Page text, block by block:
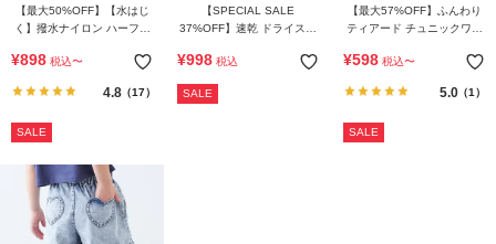
【最大50%OFF】【水はじ
く】撥水ナイロン ハーフパ
¥898 税込〜
4.8（17）
SALE
【SPECIAL SALE
37%OFF】速乾 ドライスウ
¥998 税込
SALE
【最大57%OFF】ふんわり
ティアード チュニックワン
¥598 税込〜
5.0（1）
SALE